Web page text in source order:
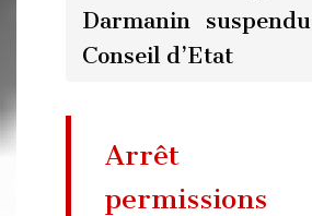
Darmanin
Conseil d’Etat
Arrêt